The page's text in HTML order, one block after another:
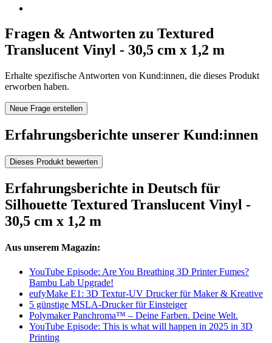
Fragen & Antworten zu Textured
Translucent Vinyl - 30,5 cm x 1,2 m
Erhalte spezifische Antworten von Kund:innen, die dieses Produkt
erworben haben.
Neue Frage erstellen
Erfahrungsberichte unserer Kund:innen
Dieses Produkt bewerten
Erfahrungsberichte in Deutsch für
Silhouette Textured Translucent Vinyl -
30,5 cm x 1,2 m
Aus unserem Magazin:
YouTube Episode: Are You Breathing 3D Printer Fumes?
Bambu Lab Upgrade!
eufyMake E1: 3D Textur-UV Drucker für Maker & Kreative
5 günstige MSLA-Drucker für Einsteiger
Polymaker Panchroma™ – Deine Farben. Deine Welt.
YouTube Episode: This is what will happen in 2025 in 3D
Printing